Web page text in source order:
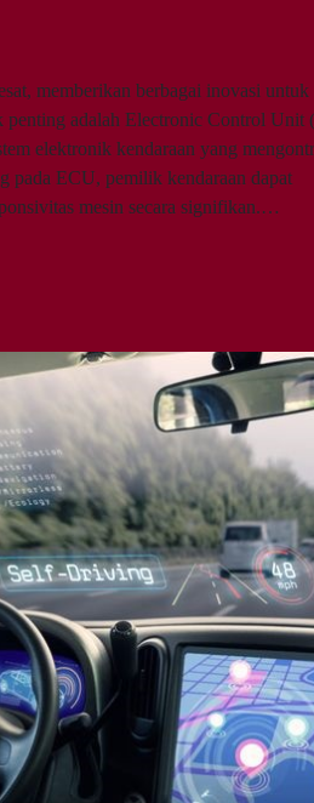
memberikan berbagai inovasi untuk
penting adalah Electronic Control Unit
elektronik kendaraan yang
pada ECU, pemilik kendaraan dapat
mesin secara signifikan.…